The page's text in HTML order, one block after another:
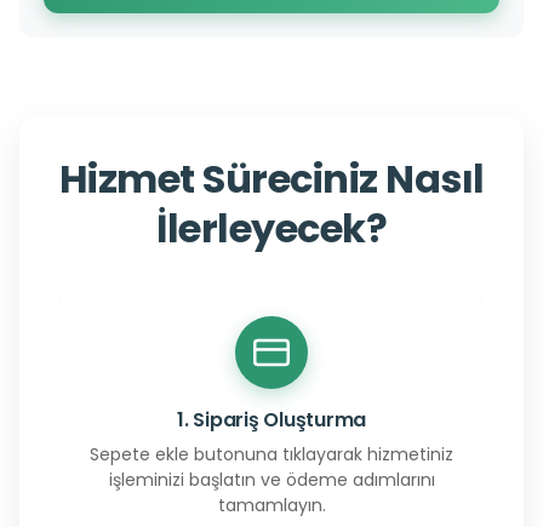
Hizmet Süreciniz Nasıl
İlerleyecek?
1. Sipariş Oluşturma
Sepete ekle butonuna tıklayarak hizmetiniz
işleminizi başlatın ve ödeme adımlarını
tamamlayın.